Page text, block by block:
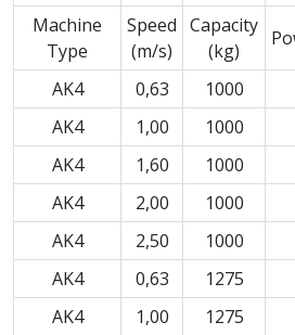
Machine
Type
Speed
(m/s)
Capacity
(kg)
AK4 0,63 1000
AK4
1,00 1000
AK4
1,60 1000
AK4
2,00 1000
AK4
2,50 1000
AK4
0,63 1275
AK4
1,00 1275